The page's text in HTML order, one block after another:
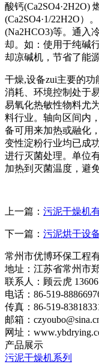
酸钙(Ca2SO4·2H2O)
(Ca2SO4·1/22H2O）
(Na2HCO3)等。通入
却。如：使用于纯碱
却凉碱机，节省了能
干燥,设备zui主要的
消耗、环境控制处于
易氧化热敏性物料尤
料行业。轴向区间内
备可用来加热或融化
变性淀粉行业均已成
进行灭菌处理。单位
加热到灭菌温度，避
上一篇： 污泥干燥机
下一篇： 污泥烘干设
常州市优博环保工程
地址：江苏省常州市
联系人：顾云虎
电话：86-519-
传真：86-519-
邮箱：
网址：
产品展示
污泥干燥机系列